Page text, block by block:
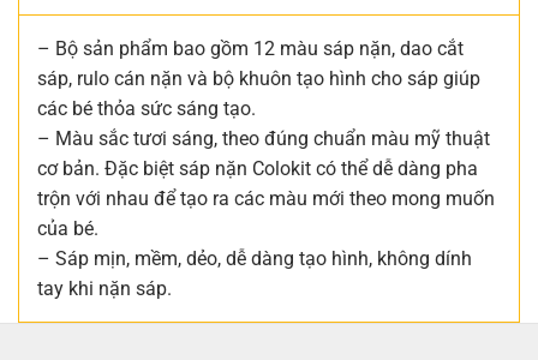
– Bộ sản phẩm bao gồm 12 màu sáp nặn, dao cắt
sáp, rulo cán nặn và bộ khuôn tạo hình cho sáp giúp
các bé thỏa sức sáng tạo.
– Màu sắc tươi sáng, theo đúng chuẩn màu mỹ thuật
cơ bản. Đặc biệt sáp nặn Colokit có thể dễ dàng pha
trộn với nhau để tạo ra các màu mới theo mong muốn
của bé.
– Sáp mịn, mềm, dẻo, dễ dàng tạo hình, không dính
tay khi nặn sáp.